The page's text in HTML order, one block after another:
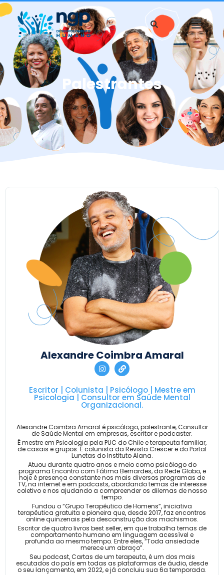
Palestrantes
Alexandre Coimbra Amaral
Escritor | Colunista | Psicólogo | Mestre em
Psicologia | Consultor em Saúde Mental
Organizacional.
Alexandre Coimbra Amaral é psicólogo, palestrante, Consultor
de Saúde Mental em empresas, escritor e podcaster.
É mestre em Psicologia pela PUC do Chile e terapeuta familiar,
de casais e grupos. É colunista da Revista Crescer e do Portal
Lunetas do Instituto Alana.
Atuou durante quatro anos e meio como psicólogo do
programa Encontro com Fátima Bernardes, da Rede Globo, e
hoje é presença constante nos mais diversos programas de
TV, na internet e em podcasts, abordando temas de interesse
coletivo e nos ajudando a compreender os dilemas de nosso
tempo.
Fundou o “Grupo Terapêutico de Homens”, iniciativa
terapêutica gratuita e pioneira que, desde 2017, faz encontros
online quinzenais pela desconstrução dos machismos.
Escritor de quatro livros best seller, em que trabalha temas de
comportamento humano em linguagem acessível e
profunda ao mesmo tempo. Entre eles, “Toda ansiedade
merece um abraço”.
Seu podcast, Cartas de um terapeuta, é um dos mais
escutados do país em todas as plataformas de áudio, desde
o seu lançamento, em 2022, e já concluiu sua 6a temporada.